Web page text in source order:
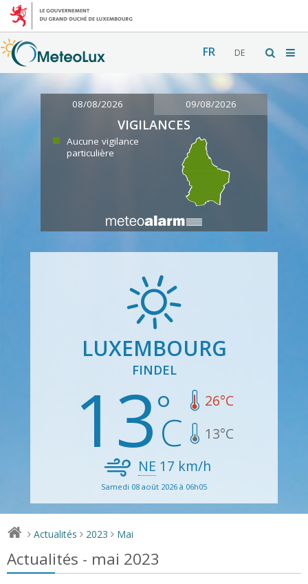
FR DE
08/08/2026 09/08/2026
VIGILANCES
Aucune vigilance
particulière
LUXEMBOURG
FINDEL
13 26°C
13°C
NE 17 km/h
Samedi 08 août 2026 à 06h05
> Actualités > 2023 > Mai
Actualités - mai 2023